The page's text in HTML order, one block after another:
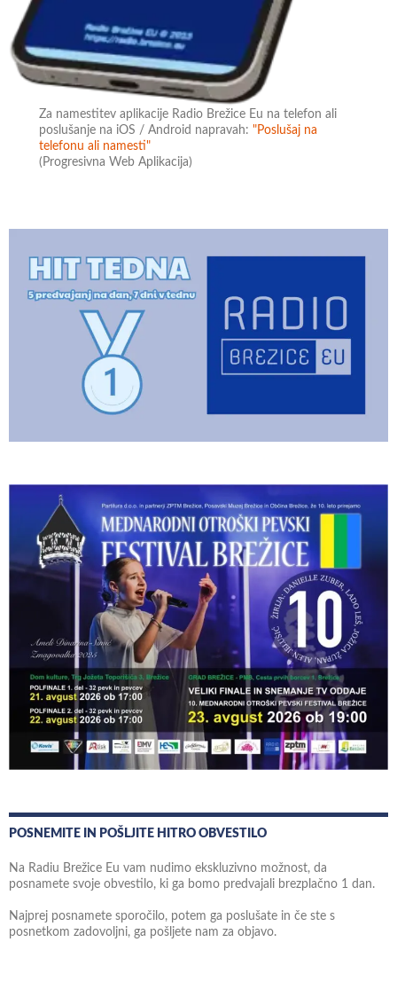
Za namestitev aplikacije Radio Brežice Eu na telefon ali
poslušanje na iOS / Android napravah:"Poslušaj na
telefonu ali namesti"
(Progresivna Web Aplikacija)
POSNEMITE IN POŠLJITE HITRO OBVESTILO
Na Radiu Brežice Eu vam nudimo ekskluzivno možnost, da
posnamete svoje obvestilo, ki ga bomo predvajali brezplačno 1 dan.
Najprej posnamete sporočilo, potem ga poslušate in če ste s
posnetkom zadovoljni, ga pošljete nam za objavo.